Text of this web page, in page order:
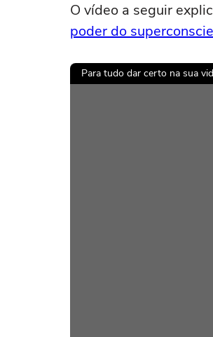
O vídeo a seguir
poder do
Para tudo dar certo na sua